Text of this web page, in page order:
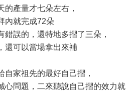
的產量才七朵左右，
內就完成72朵
錯誤的，還特地多摺了三朵，
還可以當場拿出來補
家祖先的最好自己摺，
心問題，二來聽說自己摺的效力就